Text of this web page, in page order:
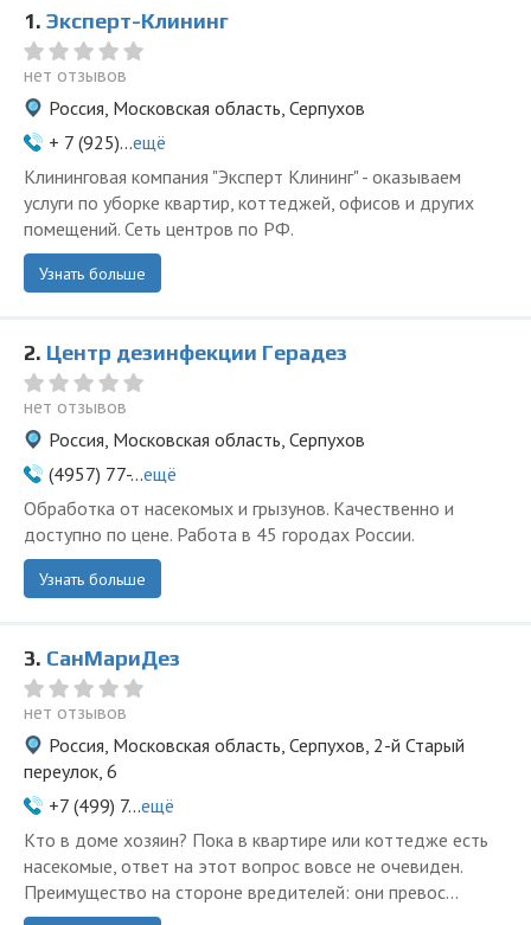
1. Эксперт-Клининг
нет отзывов
Россия, Московская область, Серпухов
+ 7 (925)...ещё
Клининговая компания "Эксперт Клининг" - оказываем
услуги по уборке квартир, коттеджей, офисов и других
помещений. Сеть центров по РФ.
Узнать больше
2. Центр дезинфекции Герадез
нет отзывов
Россия, Московская область, Серпухов
(4957) 77-...ещё
Обработка от насекомых и грызунов. Качественно и
доступно по цене. Работа в 45 городах России.
Узнать больше
3. СанМариДез
нет отзывов
Россия, Московская область, Серпухов, 2-й Старый
переулок, 6
+7 (499) 7...ещё
Кто в доме хозяин? Пока в квартире или коттедже есть
насекомые, ответ на этот вопрос вовсе не очевиден.
Преимущество на стороне вредителей: они превос...